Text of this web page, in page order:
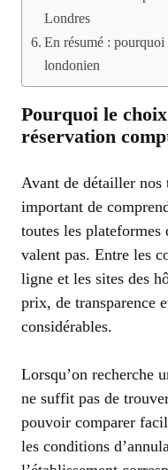
Londres
En résumé :
londonien
Pourquoi le
réservation
Avant de détailler
important de
toutes les plateformes
valent pas. Entre les
ligne et les sites des
prix, de transparence
considérables.
Lorsqu’on recherche
ne suffit pas de
pouvoir comparer
les conditions